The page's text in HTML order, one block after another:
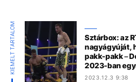
KIEMELT TARTALOM
Sztárbox: az
nagyágyúját,
pakk-pakk –
2023-ban
2023.12.3 9:38